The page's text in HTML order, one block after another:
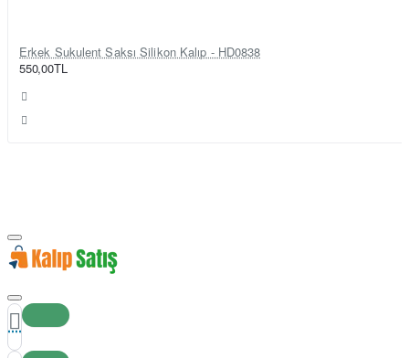
Erkek Sukulent Saksı Silikon Kalıp - HD0838
550,00TL